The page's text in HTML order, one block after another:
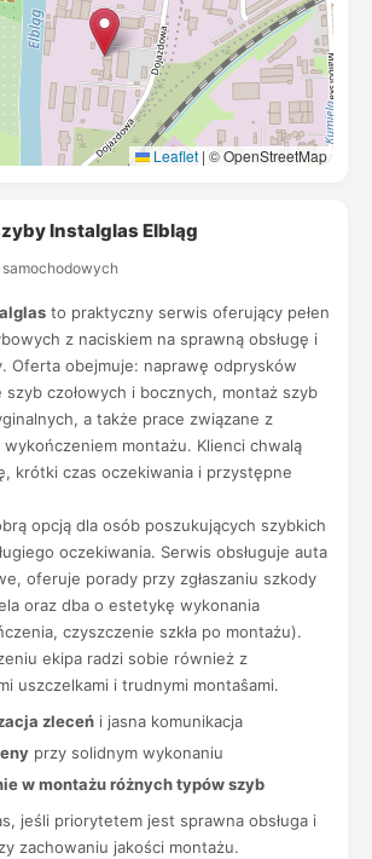
Leaflet | © OpenStreetMap
Instalglas Elbląg
to praktyczny serwis oferujący pełen
z naciskiem na sprawną obsługę i
Oferta obejmuje: naprawę odprysków
szyb czołowych i bocznych, montaż szyb
a także prace związane z
montażu. Klienci chwalą
krótki czas oczekiwania i przystępne
opcją dla osób poszukujących szybkich
oczekiwania. Serwis obsługuje auta
oferuje porady przy zgłaszaniu szkody
oraz dba o estetykę wykonania
czyszczenie szkła po montażu).
ekipa radzi sobie również z
uszczelkami i trudnymi montaŝami.
zleceń i jasna komunikacja
przy solidnym wykonaniu
w montażu różnych typów szyb
jeśli priorytetem jest sprawna obsługa i
zachowaniu jakości montażu.